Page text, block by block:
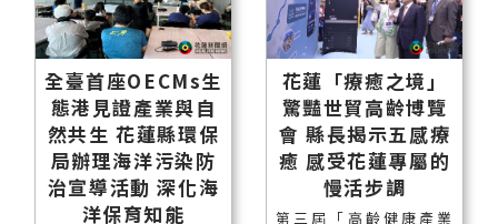
全臺首座OECMs生
態港見證產業與自
然共生 花蓮縣環保
局辦理海洋污染防
治宣導活動 深化海
洋保育知能
花蓮「療癒之境」
驚豔世貿高齡博覽
會 縣長揭示五感療
癒 感受花蓮專屬的
慢活步調
第三屆「高齡健康產業